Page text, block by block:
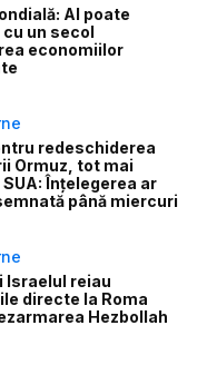
AI poate
un secol
economiilor
redeschiderea
Ormuz, tot mai
Înțelegerea ar
până miercuri
Israelul reiau
directe la Roma
Hezbollah